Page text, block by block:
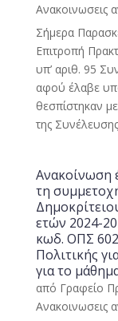
Ανακοινωσεις
Σήμερα
Επιτροπή
υπ’ αριθ. 95
αφού έλαβε
θεσπίστηκαν
της
Ανακοίνωση
τη
ετών 2024-
κωδ. ΟΠΣ
Πολιτικής
για το
από Γραφείο
Ανακοινωσεις